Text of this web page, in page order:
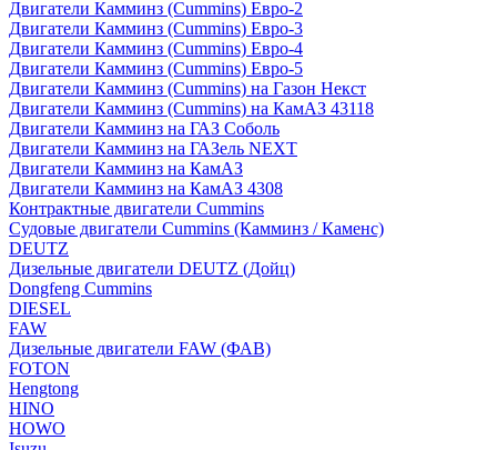
Двигатели Камминз (Cummins) Евро-2
Двигатели Камминз (Cummins) Евро-3
Двигатели Камминз (Cummins) Евро-4
Двигатели Камминз (Cummins) Евро-5
Двигатели Камминз (Cummins) на Газон Некст
Двигатели Камминз (Cummins) на КамАЗ 43118
Двигатели Камминз на ГАЗ Соболь
Двигатели Камминз на ГАЗель NEXT
Двигатели Камминз на КамАЗ
Двигатели Камминз на КамАЗ 4308
Контрактные двигатели Cummins
Судовые двигатели Cummins (Камминз / Каменс)
DEUTZ
Дизельные двигатели DEUTZ (Дойц)
Dongfeng Cummins
DIESEL
FAW
Дизельные двигатели FAW (ФАВ)
FOTON
Hengtong
HINO
HOWO